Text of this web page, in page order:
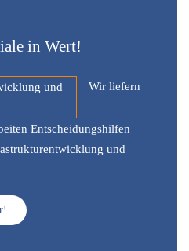
in Wert!
Wir liefern
Entscheidungshilfen
und